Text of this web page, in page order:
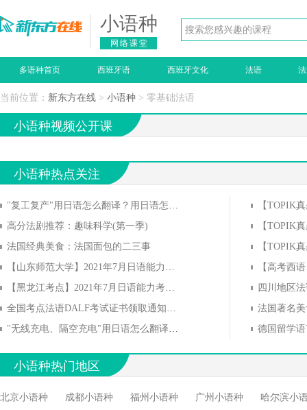
小语种
网络课堂
多语种首页 西班牙语 西班牙文化 法语
当前位置： 新东方在线 > 小语种 > 零基础法语
小语种视频公开课
小语种热点关注
"复工复产"用日语怎么翻译？用日语怎么说？
高分法剧推荐：趣味科学(第一季)
法国经典美食：法国面包的二三事
【山东师范大学】2021年7月日语能力考试成绩证书领取通知
【黑龙江考点】2021年7月日语能力考证书领取通知
全国考点法语DALF考试证书领取通知(内附具体领取方式)
"无线充电、隔空充电"用日语怎么翻译？用日语怎么说？
【TOPIK
【TOPIK
法国著名
德国留学
小语种热门地区
北京小语种 成都小语种 福州小语种 广州小语种
哈尔滨小